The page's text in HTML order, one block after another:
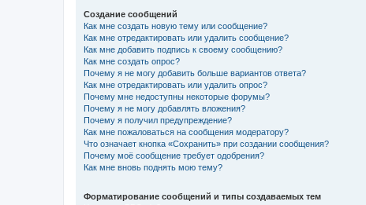
Создание сообщений
Как мне создать новую тему или сообщение?
Как мне отредактировать или удалить сообщение?
Как мне добавить подпись к своему сообщению?
Как мне создать опрос?
Почему я не могу добавить больше вариантов ответа?
Как мне отредактировать или удалить опрос?
Почему мне недоступны некоторые форумы?
Почему я не могу добавлять вложения?
Почему я получил предупреждение?
Как мне пожаловаться на сообщения модератору?
Что означает кнопка «Сохранить» при создании сообщения?
Почему моё сообщение требует одобрения?
Как мне вновь поднять мою тему?
Форматирование сообщений и типы создаваемых тем